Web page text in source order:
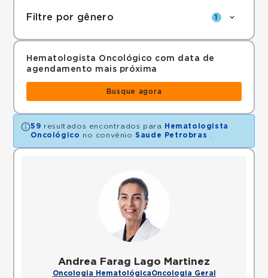
Filtre por gênero 1
Hematologista Oncológico com data de
agendamento mais próxima
Busque agora
59 resultados encontrados para
Hematologista
Oncológico no convênio Saude Petrobras
Andrea Farag Lago Martinez
Oncologia HematológicaOncologia Geral